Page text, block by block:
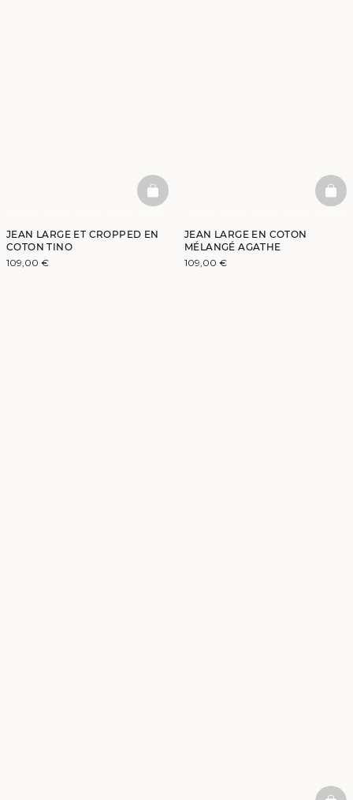
JEAN LARGE ET CROPPED EN
COTON TINO
109,00 €
BASKETFULL
JEAN LARGE EN COTON
MÉLANGÉ AGATHE
109,00 €